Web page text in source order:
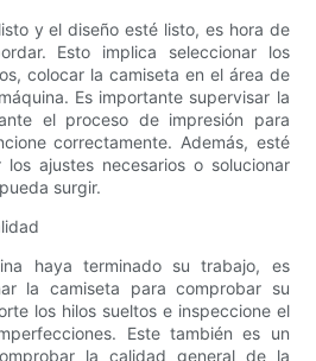
y el diseño esté listo, es hora de
Esto implica seleccionar los
colocar la camiseta en el área de
Es importante supervisar la
el proceso de impresión para
correctamente. Además, esté
ajustes necesarios o solucionar
surgir.
haya terminado su trabajo, es
la camiseta para comprobar su
los hilos sueltos e inspeccione el
Este también es un
la calidad general de la